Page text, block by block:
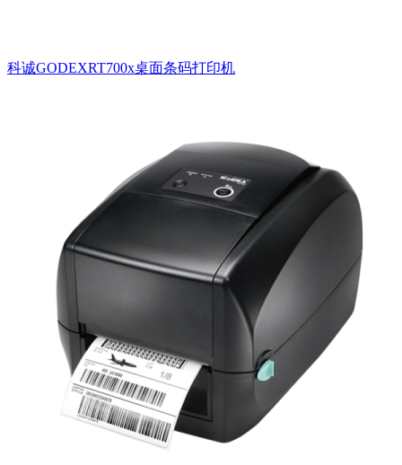
科诚GODEXRT700x桌面条码打印机